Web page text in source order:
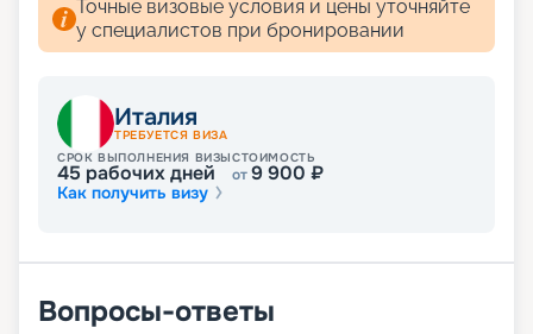
Каждое заведение соответствует своей
концепции. Выбирайте на свой вкус!
Развлечения на лайнере
Лайнер предлагает огромное разнообразие
На выбор представлены такие пространства:
релаксационный комплекс только для взрослых)
Точные визовые условия и цены уточняйте
у специалистов при бронировании
Италия
ТРЕБУЕТСЯ ВИЗА
СРОК ВЫПОЛНЕНИЯ ВИЗЫ
45 рабочих дней
СТОИМОСТЬ
от9 900 ₽
Как получить визу
Вопросы-ответы